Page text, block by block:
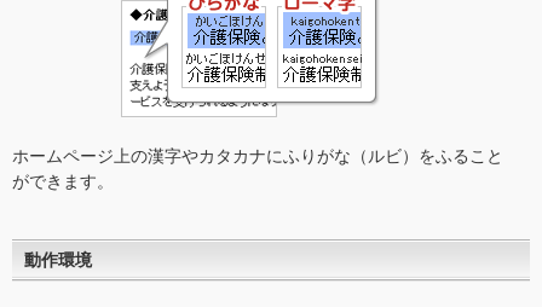
ホームページ上の漢字やカタカナにふりがな（ルビ）をふること
ができます。
動作環境